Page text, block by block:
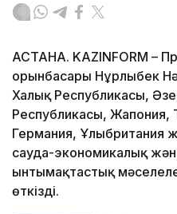
АСТАНА. KAZINFORM –
орынбасары Нұрлыбек
Халық Республикасы,
Республикасы, Жапония,
Германия, Ұлыбритания
сауда-экономикалық
ынтымақтастық
өткізді.